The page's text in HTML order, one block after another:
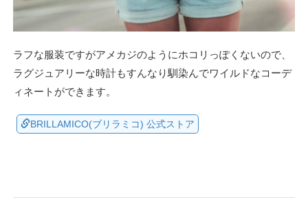
ラフな服装ですがアメカジのようにホコリっぽくないので、
ラグジュアリーな時計もすんなり馴染んでワイルドなコーデ
ィネートができます。
BRILLAMICO(ブリラミコ) 公式ストア